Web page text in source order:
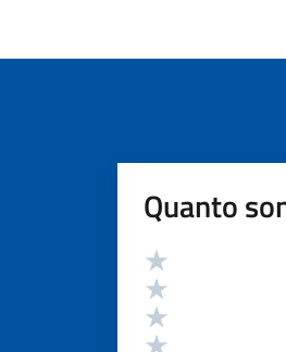
Quanto
Valutazione